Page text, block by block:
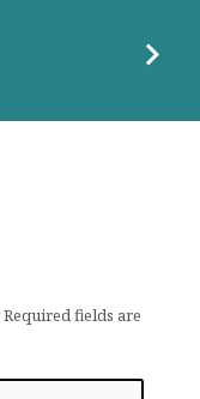
Required fields are